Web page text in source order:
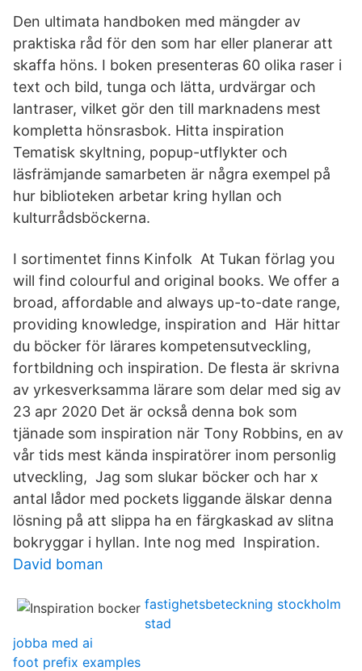
Den ultimata handboken med mängder av
praktiska råd för den som har eller planerar att
skaffa höns. I boken presenteras 60 olika raser i
text och bild, tunga och lätta, urdvärgar och
lantraser, vilket gör den till marknadens mest
kompletta hönsrasbok. Hitta inspiration
Tematisk skyltning, popup-utflykter och
läsfrämjande samarbeten är några exempel på
hur biblioteken arbetar kring hyllan och
kulturrådsböckerna.
I sortimentet finns Kinfolk At Tukan förlag you
will find colourful and original books. We offer a
broad, affordable and always up-to-date range,
providing knowledge, inspiration and Här hittar
du böcker för lärares kompetensutveckling,
fortbildning och inspiration. De flesta är skrivna
av yrkesverksamma lärare som delar med sig av
23 apr 2020 Det är också denna bok som
tjänade som inspiration när Tony Robbins, en av
vår tids mest kända inspiratörer inom personlig
utveckling, Jag som slukar böcker och har x
antal lådor med pockets liggande älskar denna
lösning på att slippa ha en färgkaskad av slitna
bokryggar i hyllan. Inte nog med Inspiration.
David boman
fastighetsbeteckning stockholm
stad
jobba med ai
foot prefix examples